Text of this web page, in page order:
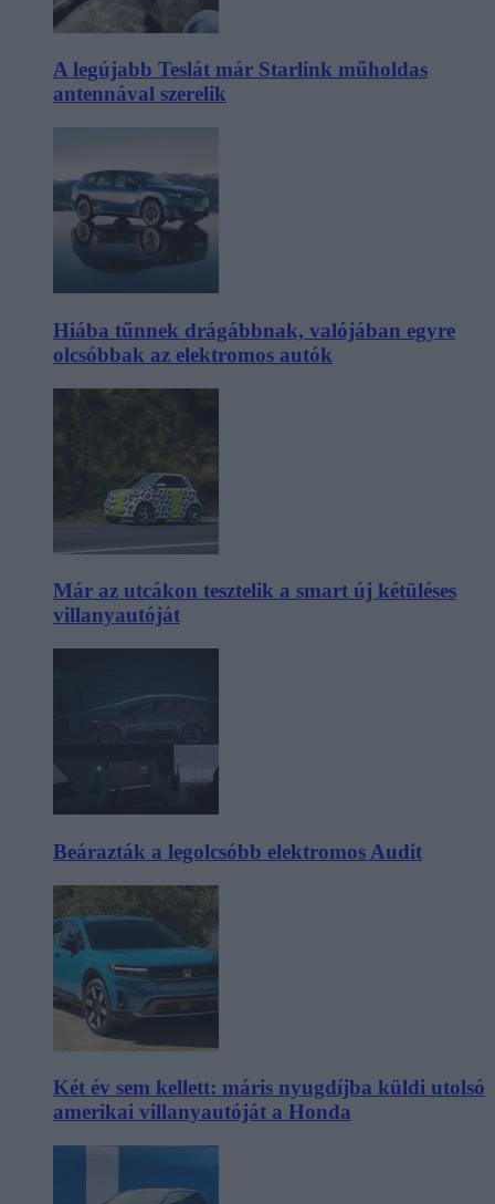
A legújabb Teslát már Starlink műholdas
antennával szerelik
Hiába tűnnek drágábbnak, valójában egyre
olcsóbbak az elektromos autók
Már az utcákon tesztelik a smart új kétüléses
villanyautóját
Beárazták a legolcsóbb elektromos Audit
Két év sem kellett: máris nyugdíjba küldi utolsó
amerikai villanyautóját a Honda